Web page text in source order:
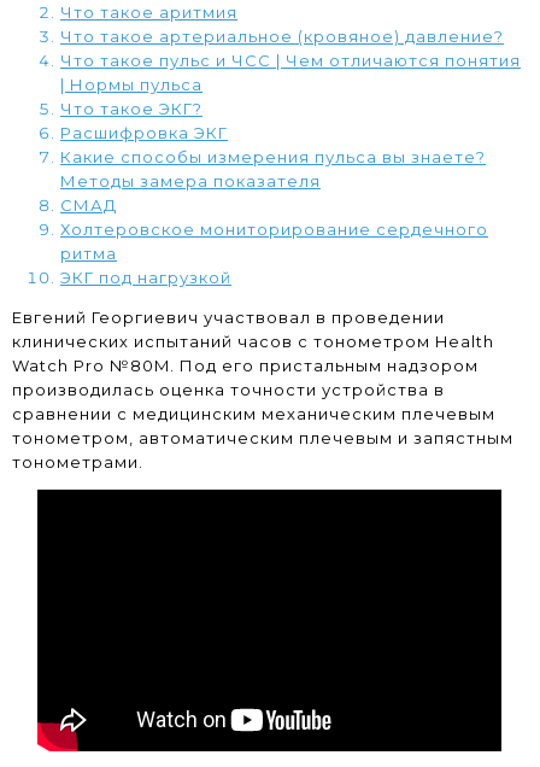
Что такое аритмия
Что такое артериальное (кровяное) давление?
Что такое пульс и ЧСС | Чем отличаются понятия
| Нормы пульса
Что такое ЭКГ?
Расшифровка ЭКГ
Какие способы измерения пульса вы знаете?
Методы замера показателя
СМАД
Холтеровское мониторирование сердечного
ритма
ЭКГ под нагрузкой
Евгений Георгиевич участвовал в проведении
клинических испытаний часов с тонометром Health
Watch Pro №80M. Под его пристальным надзором
производилась оценка точности устройства в
сравнении с медицинским механическим плечевым
тонометром, автоматическим плечевым и запястным
тонометрами.